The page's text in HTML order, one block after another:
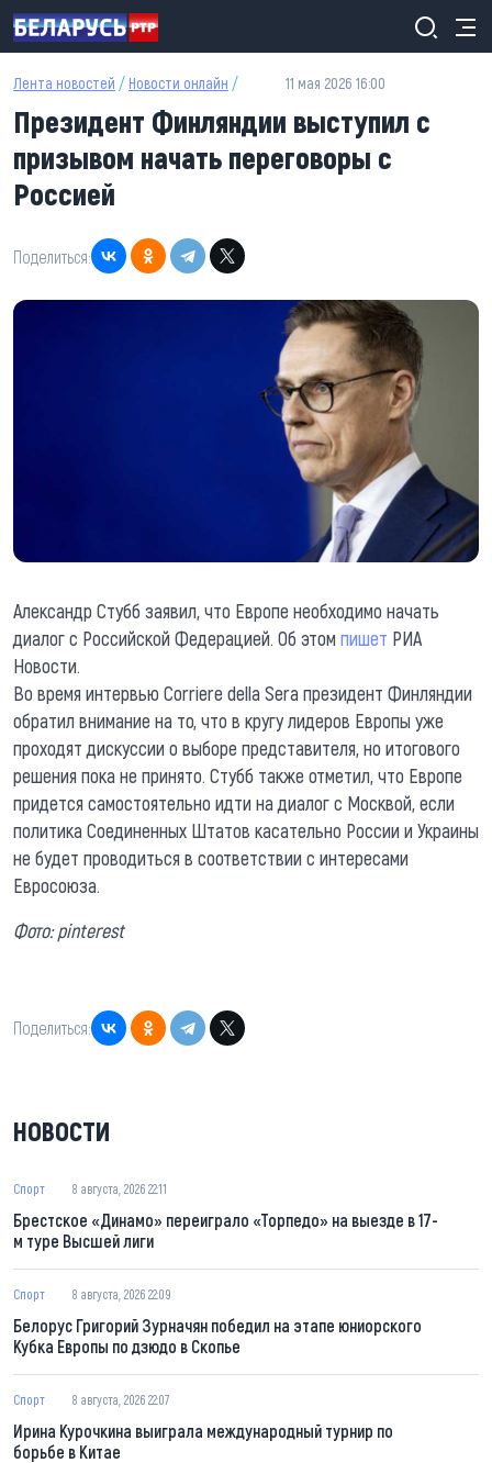
Перейти к основному содержанию
Лента новостей / Новости онлайн / 11 мая 2026 16:00
Президент Финляндии выступил с
призывом начать переговоры с
Россией
Поделиться:
Александр Стубб заявил, что Европе необходимо начать
диалог с Российской Федерацией. Об этом пишет РИА
Новости.
Во время интервью Corriere della Sera президент Финляндии
обратил внимание на то, что в кругу лидеров Европы уже
проходят дискуссии о выборе представителя, но итогового
решения пока не принято. Стубб также отметил, что Европе
придется самостоятельно идти на диалог с Москвой, если
политика Соединенных Штатов касательно России и Украины
не будет проводиться в соответствии с интересами
Евросоюза.
Фото: pinterest
Поделиться:
НОВОСТИ
Спорт 8 августа, 2026 22:11
Брестское «Динамо» переиграло «Торпедо» на выезде в 17-
м туре Высшей лиги
Спорт 8 августа, 2026 22:09
Белорус Григорий Зурначян победил на этапе юниорского
Кубка Европы по дзюдо в Скопье
Спорт 8 августа, 2026 22:07
Ирина Курочкина выиграла международный турнир по
борьбе в Китае